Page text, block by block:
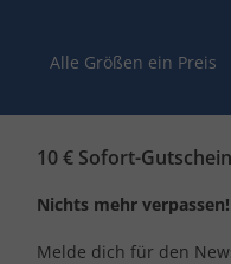
Alle Größen ein Preis
10 € Sofort-
Nichts mehr verpassen!
Melde dich für den